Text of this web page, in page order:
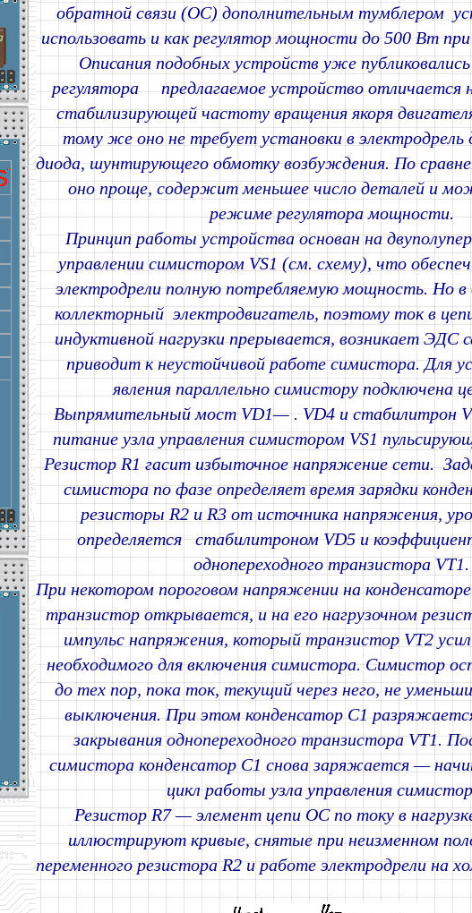
обратной связи (ОС) дополнительным тумблером
использовать и как регулятор мощности до 500 Вт при
Описания подобных устройств уже
регулятора предлагаемое устройство отличается
стабилизирующей частоту вращения якоря
тому же оно не требует установки в электродрель
диода, шунтирующего обмотку возбуждения. По
оно проще, содержит меньшее число деталей и
режиме регулятора мощности.
Принцип работы устройства основан на
управлении симистором VS1 (см. схему), что
электродрели полную потребляемую мощность. Но в
коллекторный электродвигатель, поэтому ток в
индуктивной нагрузки прерывается, возникает ЭДС
приводит к неустойчивой работе симистора. Для
явления параллельно симистору подключена
Выпрямительный мост VD1— . VD4 и стабилитрон
питание узла управления симистором VS1
Резистор R1 гасит избыточное напряжение сети.
симистора по фазе определяет время зарядки
резисторы R2 и R3 от источника напряжения,
определяется стабилитроном VD5 и
однопереходного транзистора VT1.
При некотором пороговом напряжении на
транзистор открывается, и на его нагрузочном
импульс напряжения, который транзистор VT2
необходимого для включения симистора. Симистор
до тех пор, пока ток, текущий через него, не
выключения. При этом конденсатор С1
закрывания однопереходного транзистора VT1.
симистора конденсатор С1 снова заряжается —
цикл работы узла управления
Резистор R7 — элемент цепи ОС по току в
иллюстрируют кривые, снятые при неизменном
переменного резистора R2 и работе электродрели на